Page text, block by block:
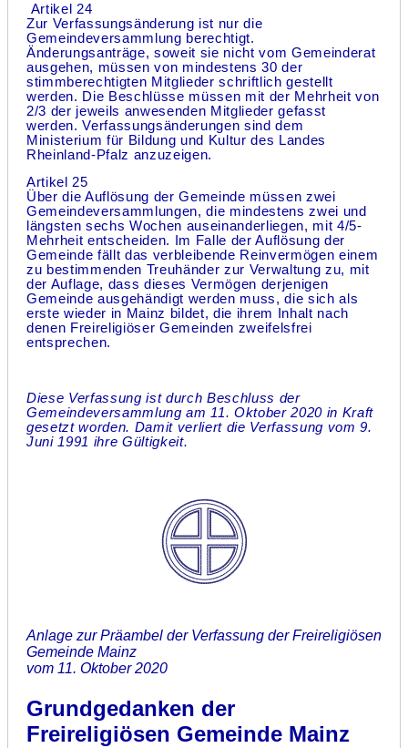
Artikel 24
Zur Verfassungsänderung ist nur die
Gemeindeversammlung berechtigt.
Änderungsanträge, soweit sie nicht vom Gemeinderat
ausgehen, müssen von mindestens 30 der
stimmberechtigten Mitglieder schriftlich gestellt
werden. Die Beschlüsse müssen mit der Mehrheit von
2/3 der jeweils anwesenden Mitglieder gefasst
werden. Verfassungsänderungen sind dem
Ministerium für Bildung und Kultur des Landes
Rheinland-Pfalz anzuzeigen.
Artikel 25
Über die Auflösung der Gemeinde müssen zwei
Gemeindeversammlungen, die mindestens zwei und
längsten sechs Wochen auseinanderliegen, mit 4/5-
Mehrheit entscheiden. Im Falle der Auflösung der
Gemeinde fällt das verbleibende Reinvermögen einem
zu bestimmenden Treuhänder zur Verwaltung zu, mit
der Auflage, dass dieses Vermögen derjenigen
Gemeinde ausgehändigt werden muss, die sich als
erste wieder in Mainz bildet, die ihrem Inhalt nach
denen Freireligiöser Gemeinden zweifelsfrei
entsprechen.
Diese Verfassung ist durch Beschluss der
Gemeindeversammlung am 11. Oktober 2020 in Kraft
gesetzt worden. Damit verliert die Verfassung vom 9.
Juni 1991 ihre Gültigkeit.
Anlage zur Präambel der Verfassung der Freireligiösen
Gemeinde Mainz
vom 11. Oktober 2020
Grundgedanken der
Freireligiösen Gemeinde Mainz